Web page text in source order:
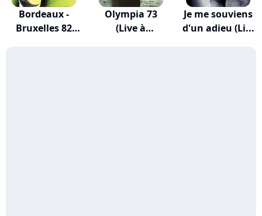
Bordeaux -
Bruxelles 82
Olympia 73
(Live à
Je me souviens
d'un adieu (Li...